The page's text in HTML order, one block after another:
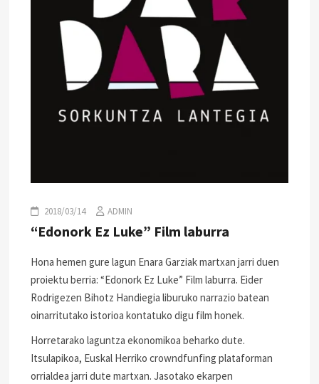
2018/03/14 ADMIN
“Edonork Ez Luke” Film laburra
Hona hemen gure lagun Enara Garziak martxan jarri duen
proiektu berria: “Edonork Ez Luke” Film laburra. Eider
Rodrigezen Bihotz Handiegia liburuko narrazio batean
oinarritutako istorioa kontatuko digu film honek.
Horretarako laguntza ekonomikoa beharko dute.
Itsulapikoa, Euskal Herriko crowndfunfing plataforman
orrialdea jarri dute martxan. Jasotako ekarpen